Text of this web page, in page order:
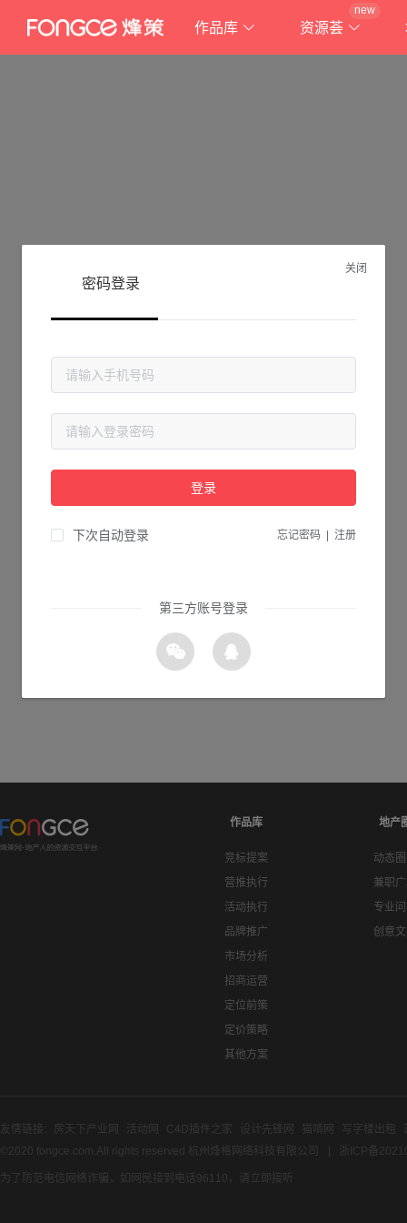
作品库 资源荟
new
抱歉!
请检查您输入的网址是否正确，或点击下面的按钮返回首页。
作品库
竞标提案
营推执行
活动执行
品牌推广
市场分析
招商运营
定位前策
定价策略
其他方案
地产
动态
兼职
专业
创意
友情链接: 房天下产业网 活动网 C4D插件之家 设计先锋网 猫啃网 写字楼出租
©2020 fongce.com.All rights reserved 杭州烽格网络科技有限公司
浙ICP备
为了防范电信网络诈骗，如网民接到电话96110，请立即接听
关闭
密码登录
登录
下次自动登录 忘记密码 注册
第三方账号登录